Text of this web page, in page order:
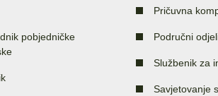
pobjedničke
Pričuvna
Područni
Službenik za
Savjetovanje